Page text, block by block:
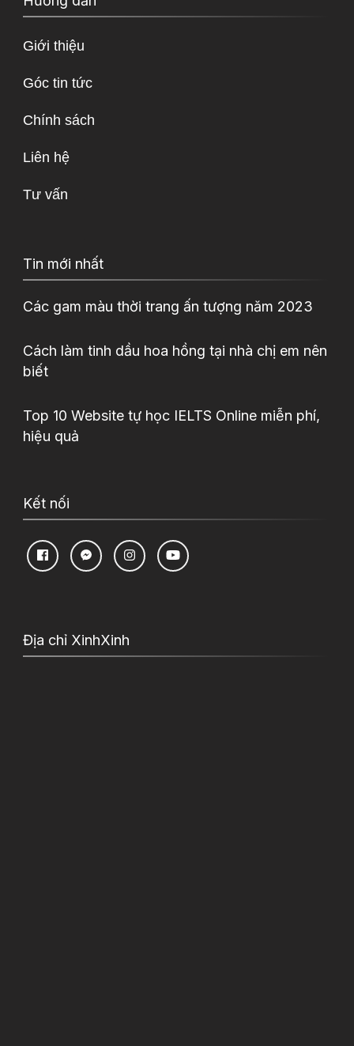
Giới thiệu
Góc tin tức
Chính sách
Liên hệ
Tư vấn
Tin mới nhất
Các gam màu thời trang ấn tượng năm 2023
Cách làm tinh dầu hoa hồng tại nhà chị em nên
biết
Top 10 Website tự học IELTS Online miễn phí,
hiệu quả
Kết nối
Địa chỉ XinhXinh